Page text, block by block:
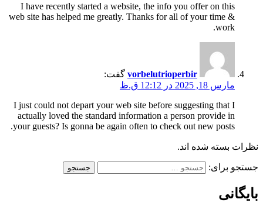
I have recently started a website, the info you offer on this
web site has helped me greatly. Thanks for all of your time &
work.
vorbelutrioperbir گفت:
مارس 18, 2025 در 12:12 ق.ظ
I just could not depart your web site before suggesting that I
actually loved the standard information a person provide in
your guests? Is gonna be again often to check out new posts.
نظرات بسته شده اند.
جستجو برای:
بایگانی